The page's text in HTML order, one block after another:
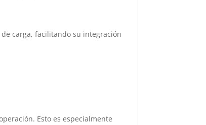
carga, facilitando su integración
Esto es especialmente